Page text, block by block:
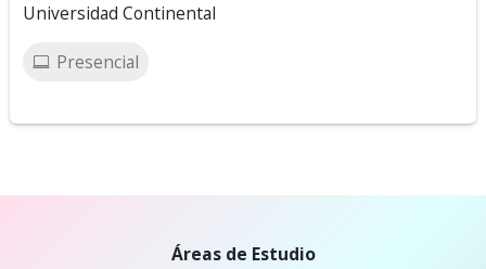
Universidad Continental
Presencial
Áreas de Estudio